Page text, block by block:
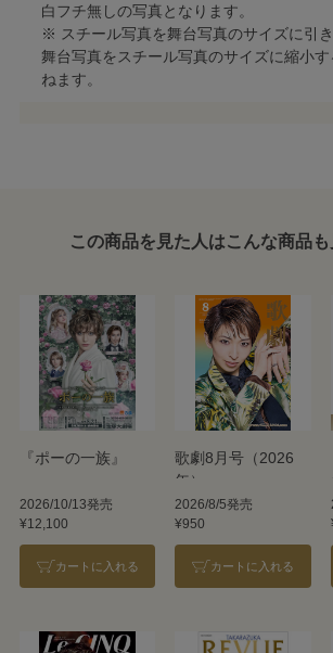
白フチ無しの写真となります。
※ スチール写真を舞台写真のサイズに引
舞台写真をスチール写真のサイズに縮小
ねます。
この商品を見た人はこんな商品
『ポーの一族』
2026/10/13発売
¥12,100
カートに入れる
歌劇8月号（2026
年）
2026/8/5発売
¥950
カートに入れる